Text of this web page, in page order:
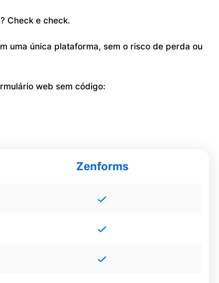
Check e check.
uma única plataforma, sem o risco de perda ou
web sem código:
Zenforms